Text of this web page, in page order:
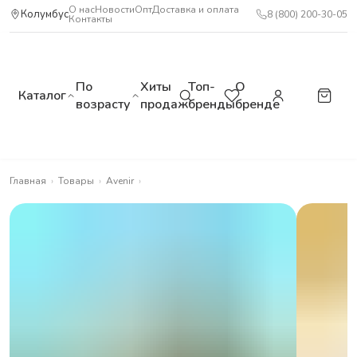
КолумбусО насНовостиОптДоставка и оплата
Контакты 8 (800) 200-30-05
Каталог По
возрасту
Хиты
продаж
Топ-
бренды
О
бренде
Главная › Товары › Avenir ›